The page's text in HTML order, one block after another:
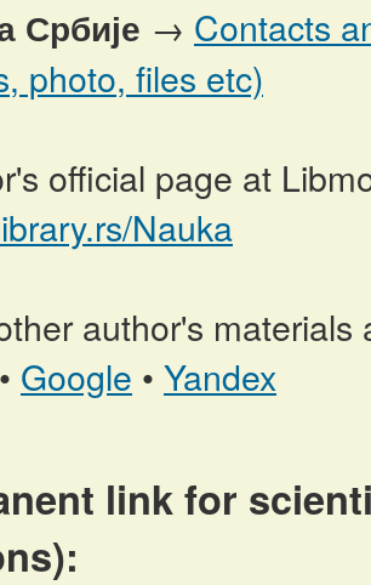
Србије → Contacts
photo, files etc)
official page at
Nauka
author's materials
• Google • Yandex
link for